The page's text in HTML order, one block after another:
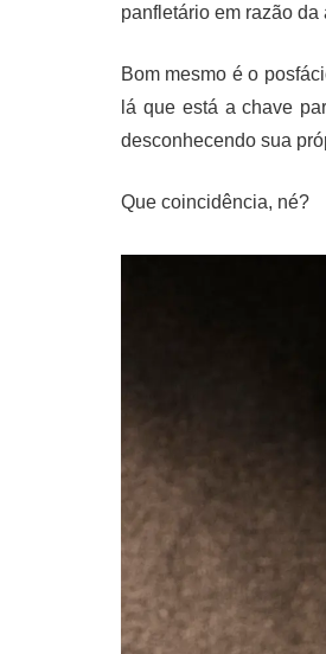
panfletário em razão
Bom mesmo é o
lá que está a chave
desconhecendo sua
Que coincidência, né?